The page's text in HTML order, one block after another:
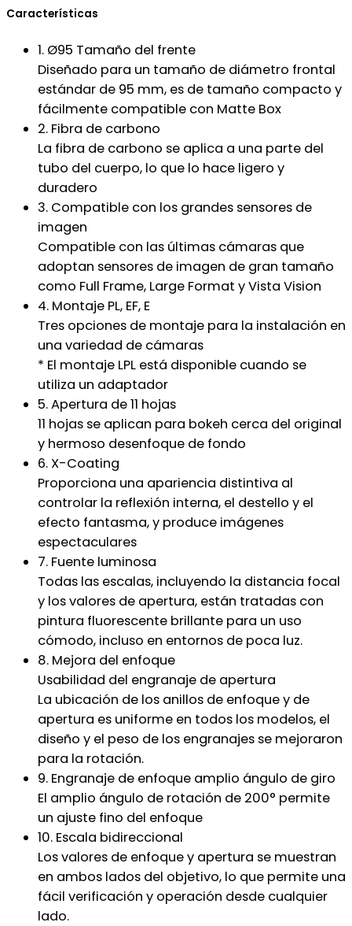
Características
1. Ø95 Tamaño del frente
Diseñado para un tamaño de diámetro frontal
estándar de 95 mm, es de tamaño compacto y
fácilmente compatible con Matte Box
2. Fibra de carbono
La fibra de carbono se aplica a una parte del
tubo del cuerpo, lo que lo hace ligero y
duradero
3. Compatible con los grandes sensores de
imagen
Compatible con las últimas cámaras que
adoptan sensores de imagen de gran tamaño
como Full Frame, Large Format y Vista Vision
4. Montaje PL, EF, E
Tres opciones de montaje para la instalación en
una variedad de cámaras
* El montaje LPL está disponible cuando se
utiliza un adaptador
5. Apertura de 11 hojas
11 hojas se aplican para bokeh cerca del original
y hermoso desenfoque de fondo
6. X-Coating
Proporciona una apariencia distintiva al
controlar la reflexión interna, el destello y el
efecto fantasma, y produce imágenes
espectaculares
7. Fuente luminosa
Todas las escalas, incluyendo la distancia focal
y los valores de apertura, están tratadas con
pintura fluorescente brillante para un uso
cómodo, incluso en entornos de poca luz.
8. Mejora del enfoque
Usabilidad del engranaje de apertura
La ubicación de los anillos de enfoque y de
apertura es uniforme en todos los modelos, el
diseño y el peso de los engranajes se mejoraron
para la rotación.
9. Engranaje de enfoque amplio ángulo de giro
El amplio ángulo de rotación de 200° permite
un ajuste fino del enfoque
10. Escala bidireccional
Los valores de enfoque y apertura se muestran
en ambos lados del objetivo, lo que permite una
fácil verificación y operación desde cualquier
lado.